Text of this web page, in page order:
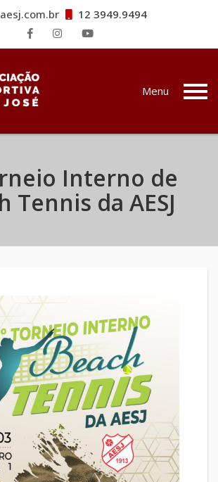
12 3949.9494
Menu
Interno de
Tennis da AESJ